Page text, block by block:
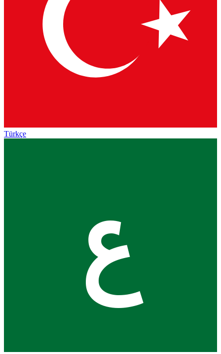
Türkçe
ع